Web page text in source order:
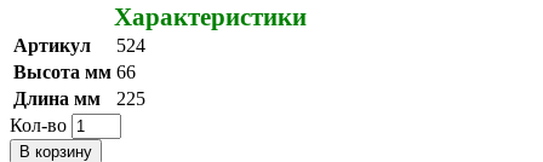
Характеристики
Артикул
524
Высота мм 66
Длина мм
225
Кол-во
В корзину